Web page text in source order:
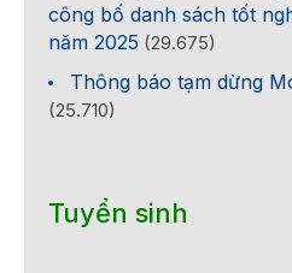
công bố danh sách tốt
năm 2025 (29.675)
Thông báo tạm dừng
(25.710)
Tuyển sinh